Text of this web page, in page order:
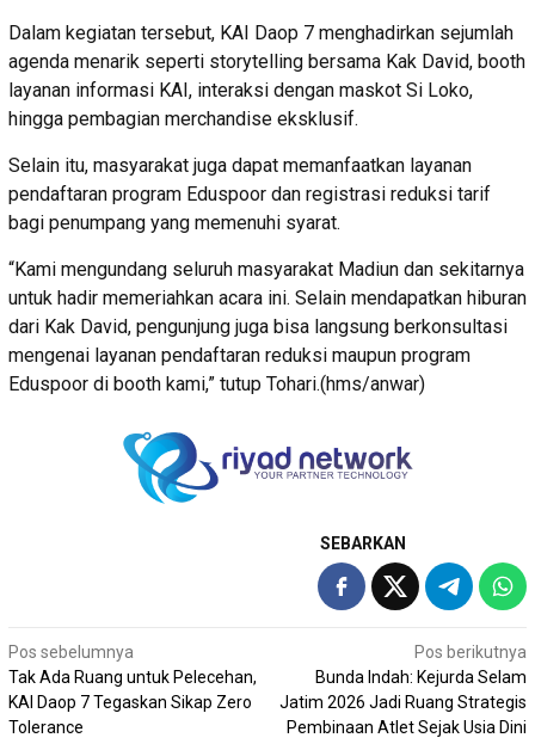
Dalam kegiatan tersebut, KAI Daop 7 menghadirkan sejumlah
agenda menarik seperti storytelling bersama Kak David, booth
layanan informasi KAI, interaksi dengan maskot Si Loko,
hingga pembagian merchandise eksklusif.
Selain itu, masyarakat juga dapat memanfaatkan layanan
pendaftaran program Eduspoor dan registrasi reduksi tarif
bagi penumpang yang memenuhi syarat.
“Kami mengundang seluruh masyarakat Madiun dan sekitarnya
untuk hadir memeriahkan acara ini. Selain mendapatkan hiburan
dari Kak David, pengunjung juga bisa langsung berkonsultasi
mengenai layanan pendaftaran reduksi maupun program
Eduspoor di booth kami,” tutup Tohari.(hms/anwar)
SEBARKAN
Navigasi
pos
Pos sebelumnya
Tak Ada Ruang untuk Pelecehan,
KAI Daop 7 Tegaskan Sikap Zero
Tolerance
Pos berikutnya
Bunda Indah: Kejurda Selam
Jatim 2026 Jadi Ruang Strategis
Pembinaan Atlet Sejak Usia Dini